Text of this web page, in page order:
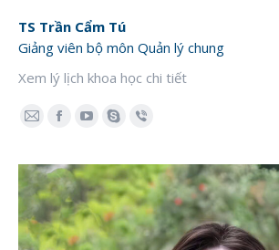
TS Trần Cẩm Tú
Giảng viên bộ môn Quản lý chung
Xem lý lịch khoa học chi tiết
E-
Facebook
YouTube
SkypeViber